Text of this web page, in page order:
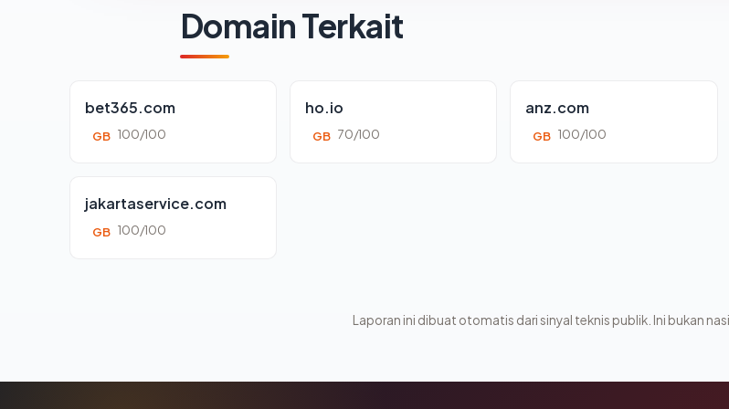
Domain Terkait
bet365.com
GB 100/100
ho.io
GB 70/100
anz.com
GB 100/100
jakartaservice.com
GB 100/100
Laporan ini dibuat otomatis dari sinyal teknis publik. Ini bukan